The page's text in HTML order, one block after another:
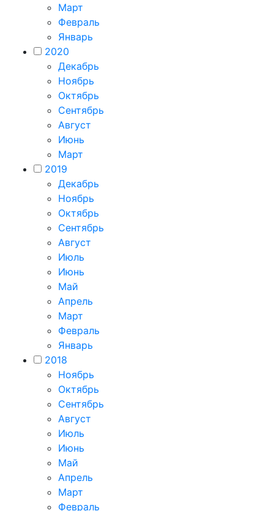
Март
Февраль
Январь
2020
Декабрь
Ноябрь
Октябрь
Сентябрь
Август
Июнь
Март
2019
Декабрь
Ноябрь
Октябрь
Сентябрь
Август
Июль
Июнь
Май
Апрель
Март
Февраль
Январь
2018
Ноябрь
Октябрь
Сентябрь
Август
Июль
Июнь
Май
Апрель
Март
Февраль